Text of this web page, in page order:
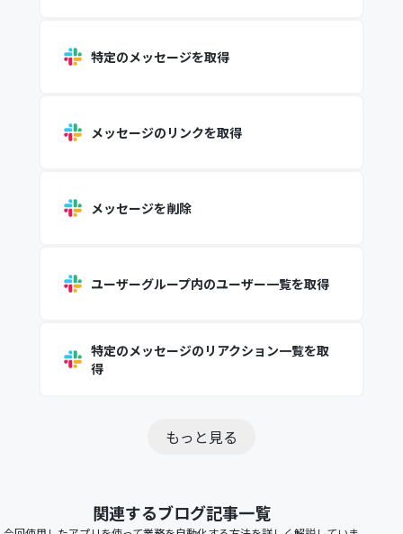
特定のメッセージを取得
メッセージのリンクを取得
メッセージを削除
ユーザーグループ内のユーザー一覧を取得
特定のメッセージのリアクション一覧を取
得
もっと見る
関連するブログ記事一覧